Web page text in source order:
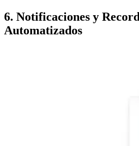
6. Notificaciones y
Automatizados